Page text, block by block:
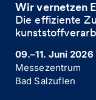
Wir vernetzen
Die effiziente
09.–11. Juni 2026
Messezentrum
Bad Salzuflen